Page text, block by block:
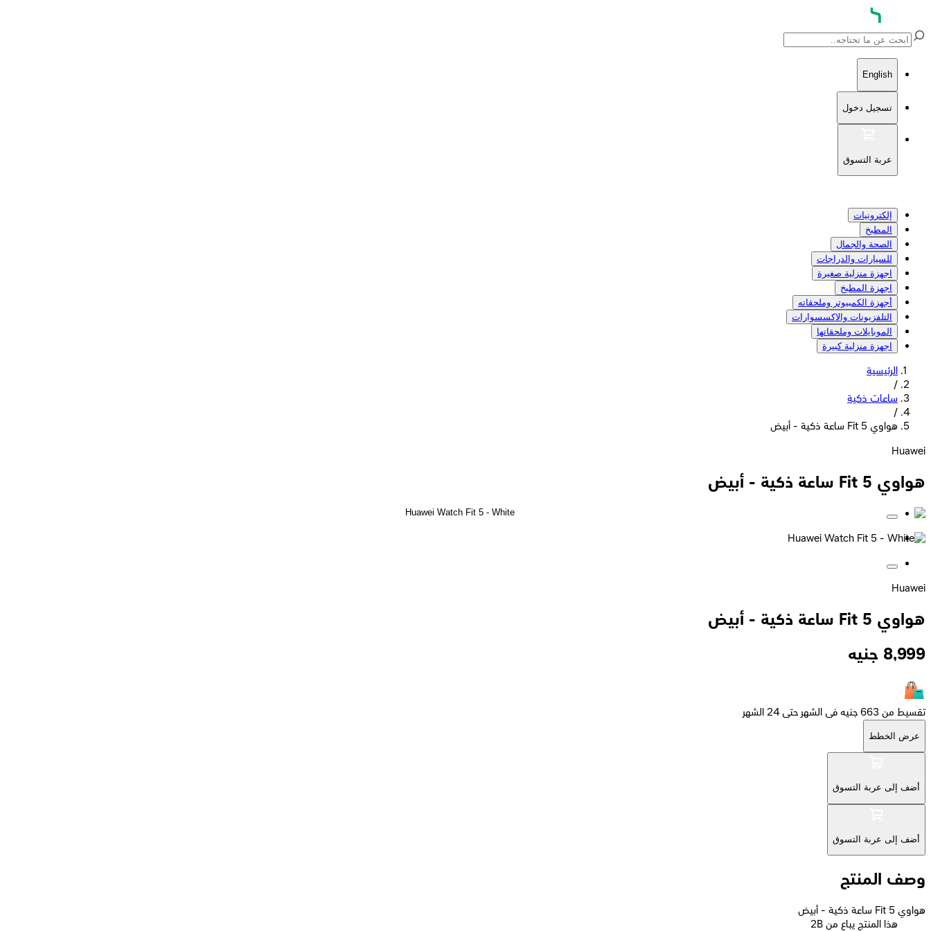
English
تسجيل دخول
عربة التسوق
إلكترونيات
المطبخ
الصحة والجمال
للسيارات والدراجات
اجهزة منزلية صغيرة
اجهزة المطبخ
أجهزة الكمبيوتر وملحقاته
التلفزيونات والاكسسوارات
الموبايلات وملحقاتها
اجهزة منزلية كبيرة
الرئيسية
/
ساعات ذكية
/
هواوي Fit 5 ساعة ذكية - أبيض
Huawei
هواوي Fit 5 ساعة ذكية - أبيض
Huawei
هواوي Fit 5 ساعة ذكية - أبيض
8,999 جنيه
تقسيط من 663 جنيه فى الشهر حتى 24 الشهر
عرض الخطط
أضف إلى عربة التسوق
أضف إلى عربة التسوق
وصف المنتج
هواوي Fit 5 ساعة ذكية - أبيض
2B هذا المنتج يباع من